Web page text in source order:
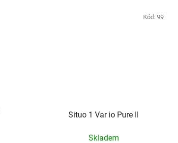
Situo 1 Var io Pure II
Skladem
Kód: 99